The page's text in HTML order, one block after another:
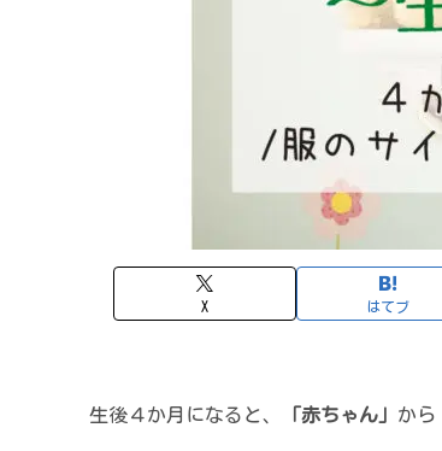
X はてブ
生後４か月になると、 「赤ちゃん」 から